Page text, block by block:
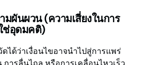
มผันผวน (ความเสี่ยงในการ
ช่อุดมคติ)
ได้ว่าเงื่อนไขอาจนำไปสู่การแพร่